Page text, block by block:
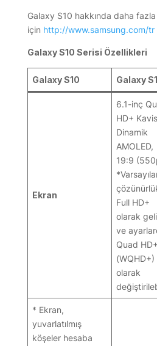
Galaxy S10 hakkında daha
için http://www.samsung.com/tr
Galaxy S10 Serisi Özellikleri
Galaxy S10 Galaxy
Ekran
6.1-inç
HD+
Dinamik
AMOLED,
19:9
Full HD+
olarak
ve
Quad HD+
(WQHD+)
olarak
* Ekran,
yuvarlatılmış
köşeler hesaba